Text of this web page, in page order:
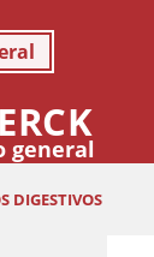
general
DIGESTIVOS